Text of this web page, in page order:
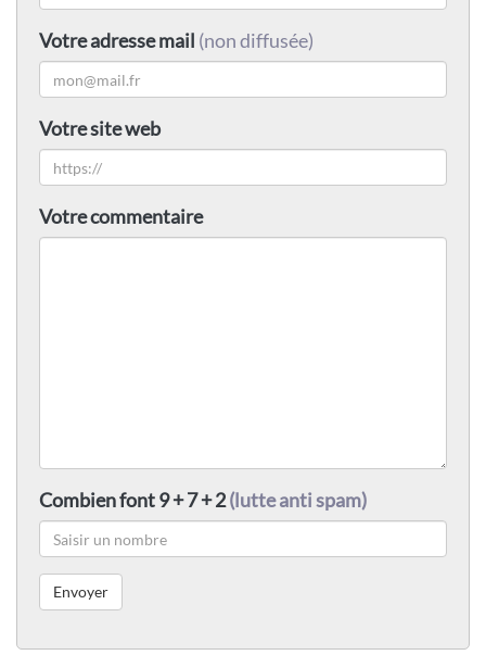
Votre adresse mail (non diffusée)
Votre site web
Votre commentaire
Combien font 9 + 7 + 2(lutte anti spam)